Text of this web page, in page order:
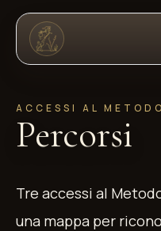
7
9
ACCESSI AL METODO
Percorsi
Tre accessi al
una mappa per